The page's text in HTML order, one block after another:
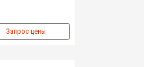
Запрос цены